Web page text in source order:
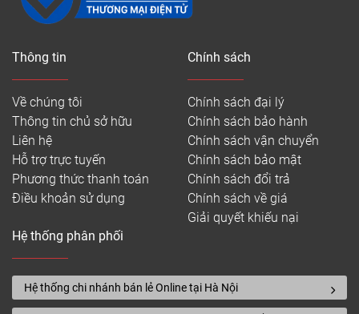
Thông tin
Về chúng tôi
Thông tin chủ sở hữu
Liên hệ
Hỗ trợ trực tuyến
Phương thức thanh toán
Điều khoản sử dụng
Chính sách
Chính sách đại lý
Chính sách bảo hành
Chính sách vận chuyển
Chính sách bảo mật
Chính sách đổi trả
Chính sách về giá
Giải quyết khiếu nại
Hệ thống phân phối
Hệ thống chi nhánh bán lẻ Online tại Hà Nội